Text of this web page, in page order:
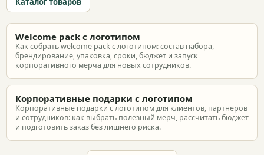
Welcome pack с логотипом
Как собрать welcome pack с логотипом: состав набора,
брендирование, упаковка, сроки, бюджет и запуск
корпоративного мерча для новых сотрудников.
Корпоративные подарки с логотипом
Корпоративные подарки с логотипом для клиентов, партнеров
и сотрудников: как выбрать полезный мерч, рассчитать бюджет
и подготовить заказ без лишнего риска.